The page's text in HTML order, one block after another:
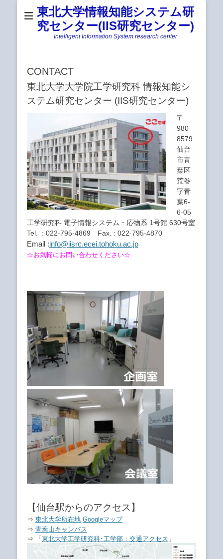
東北大学情報知能システム研
究センター(IIS研究センター)
Intelligent Information System research center
CONTACT
東北大学大学院工学研究科 情報知能シ
ステム研究センター (IIS研究センター)
〒
980-
8579
仙台
市青
葉区
荒巻
字青
葉6-
6-05
工学研究科 電子情報システム・応物系 1号館 630号室
Tel. : 022-795-4869 Fax. : 022-795-4870
Email :info@iisrc.ecei.tohoku.ac.jp
☆お気軽にお問い合わせください☆
【仙台駅からのアクセス】
⇒ 東北大学所在地 Googleマップ
⇒ 青葉山キャンパス
⇒ 「 東北大学工学研究科･工学部：交通アクセス 」